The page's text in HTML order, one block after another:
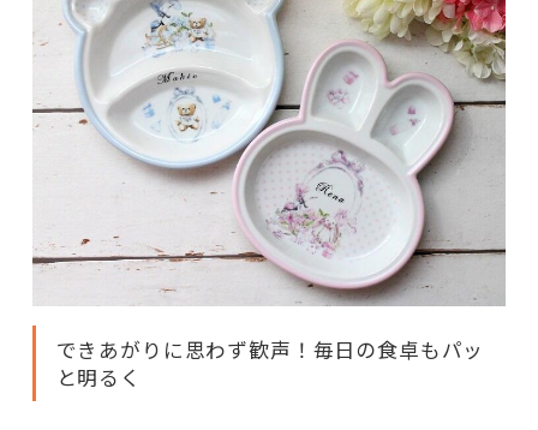
できあがりに思わず歓声！毎日の食卓もパッ
と明るく